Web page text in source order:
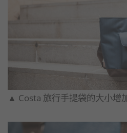
▲​ Costa 旅行手提袋的大小增